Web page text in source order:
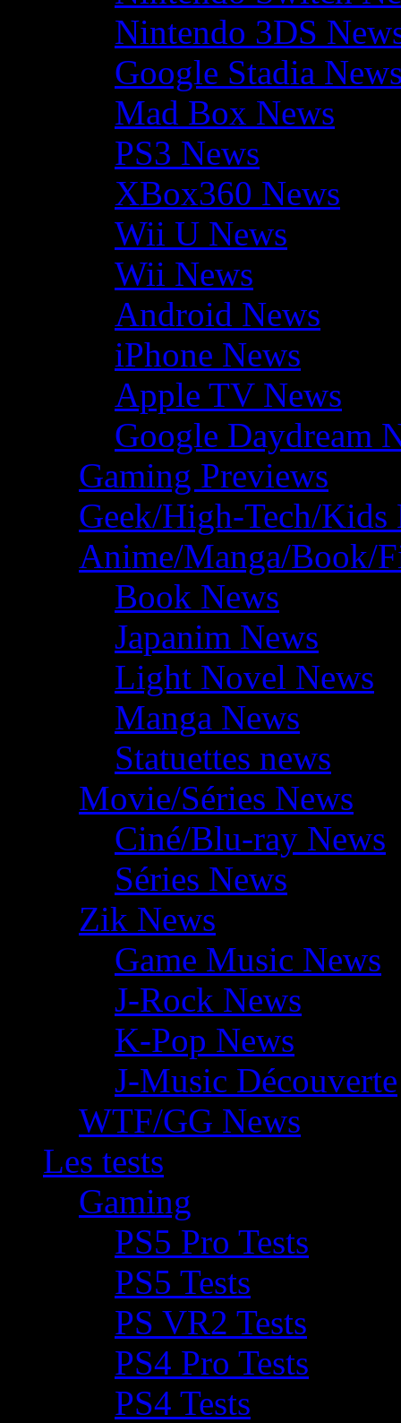
Nintendo 3DS
Google Stadia
Mad Box News
PS3 News
XBox360 News
Wii U News
Wii News
Android News
iPhone News
Apple TV News
Google Daydream
Gaming Previews
Geek/High-Tech/Kids
Anime/Manga/Book/
Book News
Japanim News
Light Novel News
Manga News
Statuettes news
Movie/Séries News
Ciné/Blu-ray News
Séries News
Zik News
Game Music News
J-Rock News
K-Pop News
J-Music Découverte
WTF/GG News
Les tests
Gaming
PS5 Pro Tests
PS5 Tests
PS VR2 Tests
PS4 Pro Tests
PS4 Tests